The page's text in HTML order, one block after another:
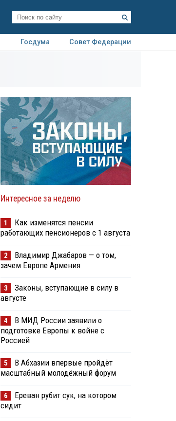
Госдума
Совет Федерации
Интересное за неделю
1
Как изменятся пенсии
работающих пенсионеров с 1 августа
2
Владимир Джабаров — о том,
зачем Европе Армения
3
Законы, вступающие в силу в
августе
4
В МИД России заявили о
подготовке Европы к войне с
Россией
5
В Абхазии впервые пройдёт
масштабный молодёжный форум
6
Ереван рубит сук, на котором
сидит